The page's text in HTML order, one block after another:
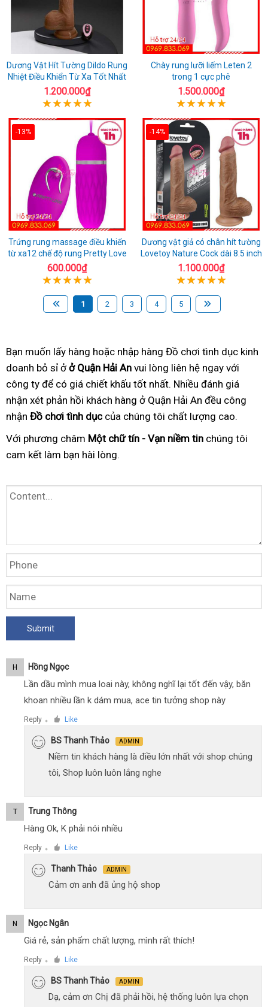
Dương Vật Hít Tường Dildo Rung
Nhiệt Điều Khiển Từ Xa Tốt Nhất
1.200.000₫
Chày rung lưỡi liếm Leten 2
trong 1 cực phê
1.500.000₫
-13%
Trứng rung massage điều khiển
từ xa12 chế độ rung Pretty Love
600.000₫
-14%
Dương vật giả có chân hít tường
Lovetoy Nature Cock dài 8.5 inch
1.100.000₫
1 2 3 4 5
Bạn muốn lấy hàng hoặc nhập hàng Đồ chơi tình dục kinh
doanh bỏ sỉ ở ở Quận Hải An vui lòng liên hệ ngay với
công ty để có giá chiết khấu tốt nhất. Nhiều đánh giá
nhận xét phản hồi khách hàng ở Quận Hải An đều công
nhận Đồ chơi tình dụccủa chúng tôi chất lượng cao.
Với phương châm Một chữ tín - Vạn niềm tin chúng tôi
cam kết làm bạn hài lòng.
H Hồng Ngọc
Lần dầu mình mua loai này, không nghĩ lại tốt đến vậy, băn
khoan nhiều lần k dám mua, ace tin tưởng shop này
Reply ● Like
BS Thanh Thảo ADMIN
Niềm tin khách hàng là điều lớn nhất với shop chúng
tôi, Shop luôn luôn lắng nghe
T Trung Thông
Hàng Ok, K phải nói nhiều
Reply ● Like
Thanh Thảo ADMIN
Cảm ơn anh đã ủng hộ shop
N Ngọc Ngân
Giá rẻ, sản phẩm chất lượng, mình rất thích!
Reply ● Like
BS Thanh Thảo ADMIN
Dạ, cảm ơn Chị đã phải hồi, hệ thống luôn lựa chọn